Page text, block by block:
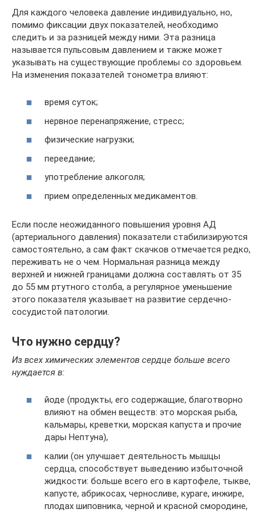
Для каждого человека давление индивидуально, но,
помимо фиксации двух показателей, необходимо
следить и за разницей между ними. Эта разница
называется пульсовым давлением и также может
указывать на существующие проблемы со здоровьем.
На изменения показателей тонометра влияют:
время суток;
нервное перенапряжение, стресс;
физические нагрузки;
переедание;
употребление алкоголя;
прием определенных медикаментов.
Если после неожиданного повышения уровня АД
(артериального давления) показатели стабилизируются
самостоятельно, а сам факт скачков отмечается редко,
переживать не о чем. Нормальная разница между
верхней и нижней границами должна составлять от 35
до 55 мм ртутного столба, а регулярное уменьшение
этого показателя указывает на развитие сердечно-
сосудистой патологии.
Что нужно сердцу?
Из всех химических элементов сердце больше всего
нуждается в:
йоде (продукты, его содержащие, благотворно
влияют на обмен веществ: это морская рыба,
кальмары, креветки, морская капуста и прочие
дары Нептуна),
калии (он улучшает деятельность мышцы
сердца, способствует выведению избыточной
жидкости: больше всего его в картофеле, тыкве,
капусте, абрикосах, черносливе, кураге, инжире,
плодах шиповника, черной и красной смородине,